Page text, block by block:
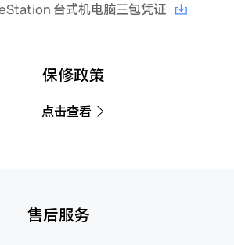
台式机电脑三包凭证
保修政策
点击查看
售后服务